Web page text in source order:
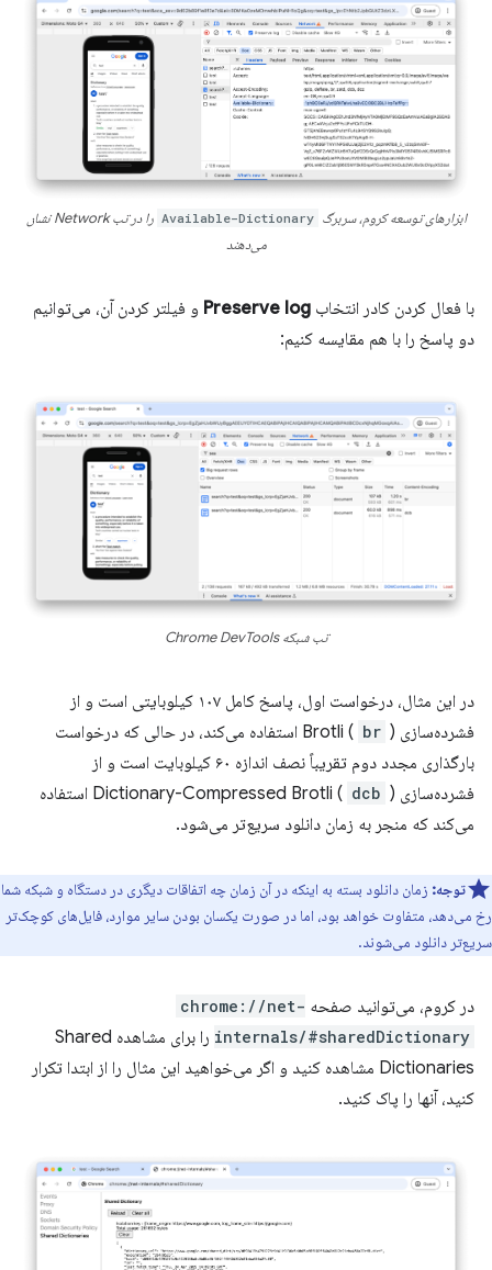
ابزارهای توسعه کروم، سربرگ Available-Dictionary
را در تب Network نشان
می‌دهند
با فعال کردن کادر انتخاب Preserve log و فیلتر کردن آن، می‌توانیم
دو پاسخ را با هم مقایسه کنیم:
تب شبکه Chrome DevTools
در این مثال، درخواست اول، پاسخ کامل ۱۰۷ کیلوبایتی است و از
فشرده‌سازی Brotli (
br
) استفاده می‌کند، در حالی که درخواست
بارگذاری مجدد دوم تقریباً نصف اندازه ۶۰ کیلوبایت است و از
فشرده‌سازی Dictionary-Compressed Brotli (
dcb
) استفاده
می‌کند که منجر به زمان دانلود سریع‌تر می‌شود.
توجه: زمان دانلود بسته به اینکه در آن زمان چه اتفاقات دیگری در دستگاه و شبکه شما
رخ می‌دهد، متفاوت خواهد بود، اما در صورت یکسان بودن سایر موارد، فایل‌های کوچک‌تر
سریع‌تر دانلود می‌شوند.
در کروم، می‌توانید صفحه chrome://net-
internals/#sharedDictionary
را برای مشاهده Shared
Dictionaries مشاهده کنید و اگر می‌خواهید این مثال را از ابتدا تکرار
کنید، آنها را پاک کنید.